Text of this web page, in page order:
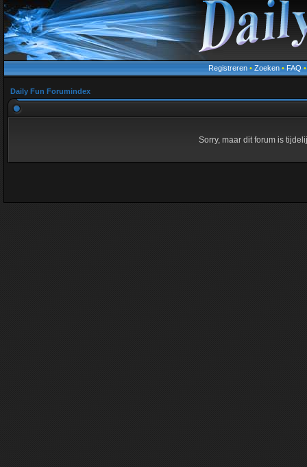
Registreren • Zoeken • FAQ
Daily Fun Forumindex
Sorry, maar dit forum is